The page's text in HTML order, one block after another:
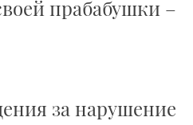
прабабушки –
за нарушение